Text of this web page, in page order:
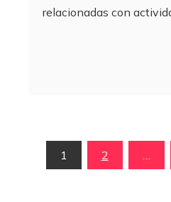
relacionadas con
Paginación
1 2